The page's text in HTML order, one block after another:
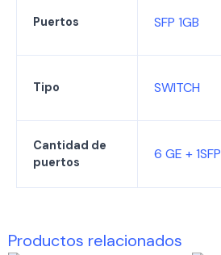
Puertos SFP 1GB
Tipo SWITCH
Cantidad de
puertos
6 GE + 1SFP
Productos relacionados